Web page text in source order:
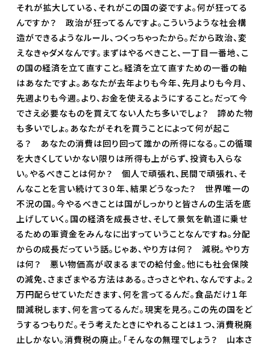
それが拡大している、それがこの国の姿ですよ。何が狂ってる
んですか？ 政治が狂ってるんですよ。こういうような社会構
造ができるようなルール、つくっちゃったから。だから政治、変
えなきゃダメなんです。まずはやるべきこと、一丁目一番地、こ
の国の経済を立て直すこと。経済を立て直すための一番の軸
はあなたですよ。あなたが去年よりも今年、先月よりも今月、
先週よりも今週。より、お金を使えるようにすること。だって今
でさえ必要なものを買えてない人たち多いでしょ？ 諦めた物
も多いでしょ。あなたがそれを買うことによって何が起こ
る？ あなたの消費は回り回って誰かの所得になる。この循環
を大きくしていかない限りは所得も上がらず、投資も入らな
い。やるべきことは何か？ 個人で頑張れ、民間で頑張れ、そ
んなことを言い続けて３０年、結果どうなった？ 世界唯一の
不況の国。今やるべきことは国がしっかりと皆さんの生活を底
上げしていく。国の経済を成長させ、そして景気を軌道に乗せ
るための軍資金をみんなに出すっていうことなんですね。分配
からの成長だっていう話。じゃあ、やり方は何？ 減税。やり方
は何？ 悪い物価高が収まるまでの給付金。他にも社会保険
の減免、さまざまやる方法はある。さっさとやれ、なんですよ。２
万円配らせていただきます、何を言ってるんだ。食品だけ１年
間減税します、何を言ってるんだ。現実を見ろ。この先の国をど
うするつもりだ。そう考えたときにやれることは１つ、消費税廃
止しかない。消費税の廃止。「そんなの無理でしょう？ 山本さ